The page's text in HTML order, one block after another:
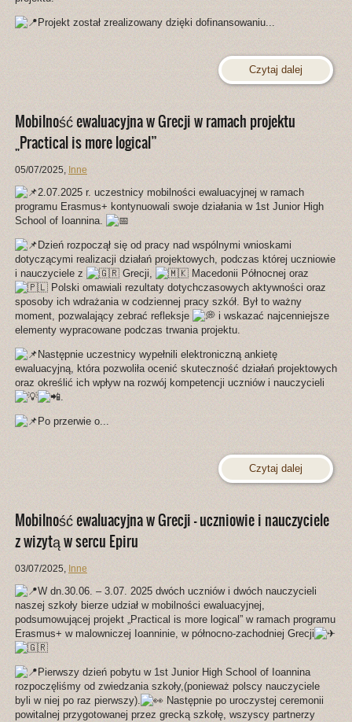
Projekt został zrealizowany dzięki dofinansowaniu...
Czytaj dalej
Mobilność ewaluacyjna w Grecji w ramach projektu
„Practical is more logical”
05/07/2025, Inne
2.07.2025 r. uczestnicy mobilności ewaluacyjnej w ramach
programu Erasmus+ kontynuowali swoje działania w 1st Junior High
School of Ioannina.
Dzień rozpoczął się od pracy nad wspólnymi wnioskami
dotyczącymi realizacji działań projektowych, podczas której uczniowie
i nauczyciele z
Grecji,
Macedonii Północnej oraz
Polski omawiali rezultaty dotychczasowych aktywności oraz
sposoby ich wdrażania w codziennej pracy szkół. Był to ważny
moment, pozwalający zebrać refleksje
i wskazać najcenniejsze
elementy wypracowane podczas trwania projektu.
Następnie uczestnicy wypełnili elektroniczną ankietę
ewaluacyjną, która pozwoliła ocenić skuteczność działań projektowych
oraz określić ich wpływ na rozwój kompetencji uczniów i nauczycieli
.
Po przerwie o...
Czytaj dalej
Mobilność ewaluacyjna w Grecji – uczniowie i nauczyciele
z wizytą w sercu Epiru
03/07/2025, Inne
W dn.30.06. – 3.07. 2025 dwóch uczniów i dwóch nauczycieli
naszej szkoły bierze udział w mobilności ewaluacyjnej,
podsumowującej projekt „Practical is more logical” w ramach programu
Erasmus+ w malowniczej Ioanninie, w północno-zachodniej Grecji
Pierwszy dzień pobytu w 1st Junior High School of Ioannina
rozpoczęliśmy od zwiedzania szkoły,(ponieważ polscy nauczyciele
byli w niej po raz pierwszy).
Następnie po uroczystej ceremonii
powitalnej przygotowanej przez grecką szkołę, wszyscy partnerzy